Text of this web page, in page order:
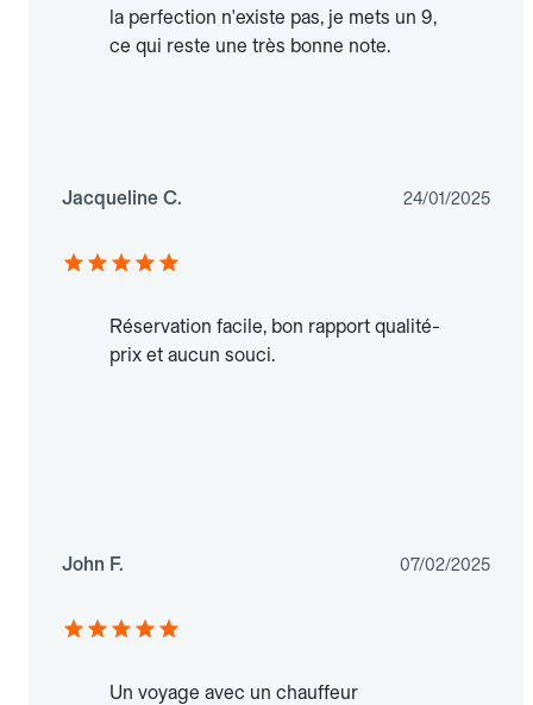
la perfection n'existe pas, je mets un 9,
ce qui reste une très bonne note.
Jacqueline C. 24/01/2025
Réservation facile, bon rapport qualité-
prix et aucun souci.
John F. 07/02/2025
Un voyage avec un chauffeur